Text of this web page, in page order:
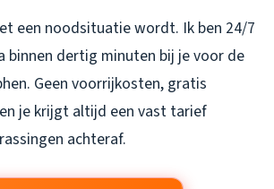
een noodsituatie wordt. Ik ben 24/7
binnen dertig minuten bij je voor de
Geen voorrijkosten, gratis
je krijgt altijd een vast tarief
achteraf.